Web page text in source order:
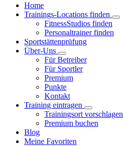
Home
Trainings-Locations finden
FitnessStudios finden
Personaltrainer finden
Sportstättenprüfung
Über-Uns
Für Betreiber
Für Sportler
Premium
Punkte
Kontakt
Training eintragen
Trainingsort vorschlagen
Premium buchen
Blog
Meine Favoriten